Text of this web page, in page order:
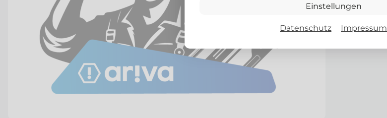
Einstellungen
Datenschutz Impressum